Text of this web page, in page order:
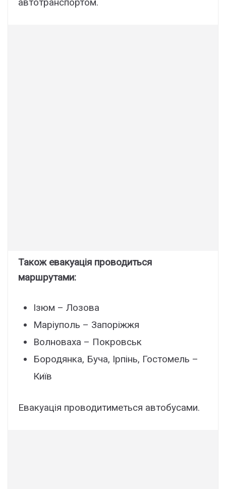
автотранспортом.
Також евакуація проводиться
маршрутами:
Ізюм – Лозова
Маріуполь – Запоріжжя
Волноваха – Покровськ
Бородянка, Буча, Ірпінь, Гостомель –
Київ
Евакуація проводитиметься автобусами.